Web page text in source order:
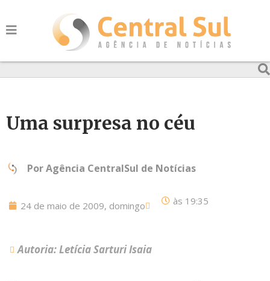
Uma surpresa no céu
PorAgência CentralSul de Notícias
24 de maio de 2009, domingo às 19:35
Autoria: Letícia Sarturi Isaia